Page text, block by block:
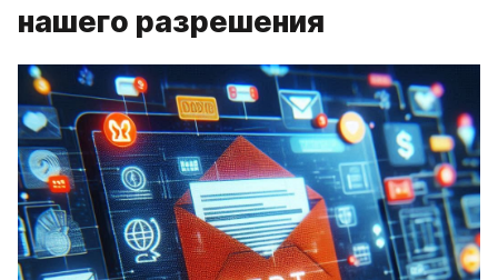
нашего разрешения